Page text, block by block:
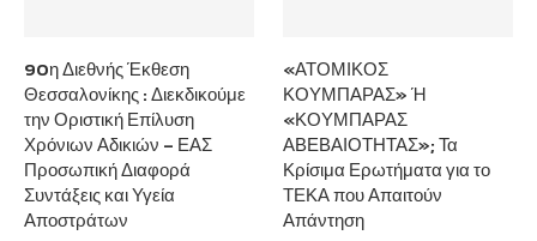
90η Διεθνής Έκθεση
Θεσσαλονίκης : Διεκδικούμε
την Οριστική Επίλυση
Χρόνιων Αδικιών – ΕΑΣ
Προσωπική Διαφορά
Συντάξεις και Υγεία
Αποστράτων
«ΑΤΟΜΙΚΟΣ
ΚΟΥΜΠΑΡΑΣ» Ή
«ΚΟΥΜΠΑΡΑΣ
ΑΒΕΒΑΙΟΤΗΤΑΣ»; Τα
Κρίσιμα Ερωτήματα για το
ΤΕΚΑ που Απαιτούν
Απάντηση